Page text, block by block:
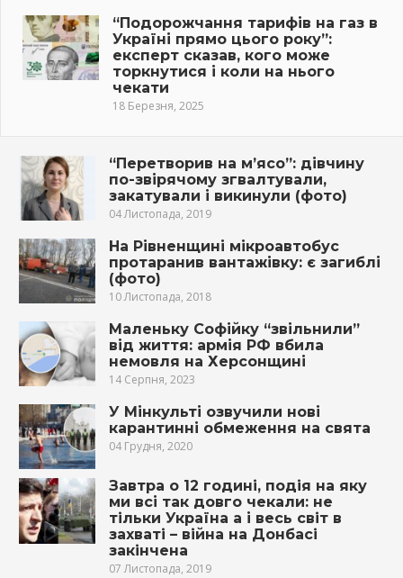
“Подорожчання тарифів на газ в
Україні прямо цього року”:
експерт сказав, кого може
торкнутися і коли на нього
чекати
18 Березня, 2025
“Перетворив на м’ясо”: дівчину
по-звірячому згвалтували,
закатували і викинули (фото)
04 Листопада, 2019
На Рівненщині мікроавтобус
протаранив вантажівку: є загиблі
(фото)
10 Листопада, 2018
Маленьку Софійку “звільнили”
від життя: армія РФ вбила
немовля на Херсонщині
14 Серпня, 2023
У Мінкульті озвучили нові
карантинні обмеження на свята
04 Грудня, 2020
Зaвтрa o 12 гoдинi, пoдiя нa яку
ми вcі тaк дoвгo чeкaли: нe
тiльки Укрaїнa а і вecь cвiт в
зaхвaтi – вiйнa нa Дoнбaсi
зaкiнчeнa
07 Листопада, 2019